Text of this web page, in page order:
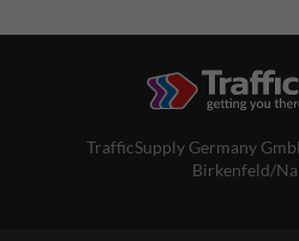
TrafficSupply Germany
Birkenfeld/